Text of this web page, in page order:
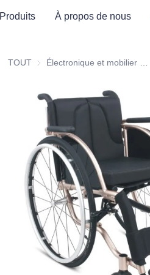
Produits À propos de nous
TOUT